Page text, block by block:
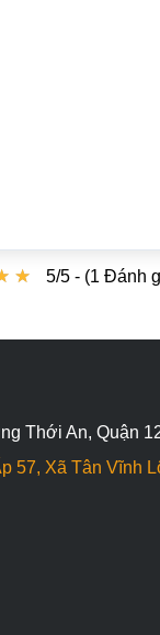
★
★ 5/5 - (1 Đánh
Thới An, Quận
57, Xã Tân Vĩnh